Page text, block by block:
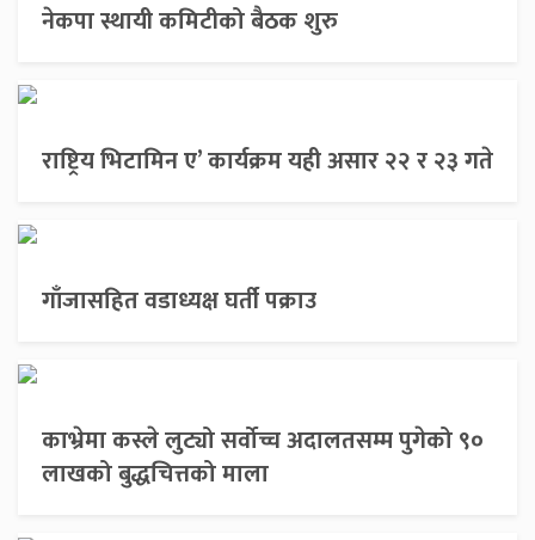
नेकपा स्थायी कमिटीको बैठक शुरु
राष्ट्रिय भिटामिन ए’ कार्यक्रम यही असार २२ र २३ गते
गाँजासहित वडाध्यक्ष घर्ती पक्राउ
काभ्रेमा कस्ले लुट्यो सर्वोच्च अदालतसम्म पुगेको ९०
लाखको बुद्धचित्तको माला